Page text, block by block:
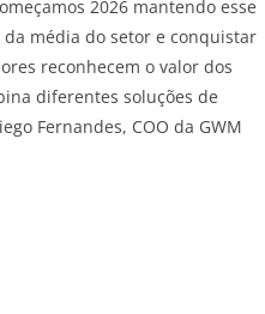
2026 mantendo esse
média do setor e conquistar
reconhecem o valor dos
diferentes soluções de
Fernandes, COO da GWM